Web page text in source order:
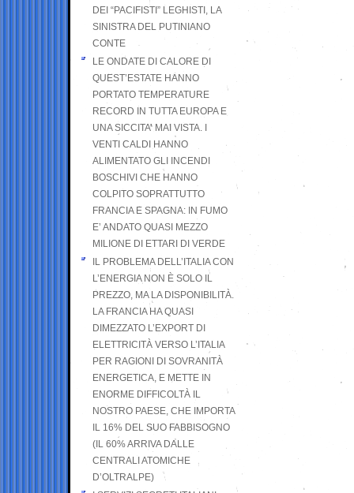
DEI “PACIFISTI” LEGHISTI, LA
SINISTRA DEL PUTINIANO
CONTE
LE ONDATE DI CALORE DI
QUEST’ESTATE HANNO
PORTATO TEMPERATURE
RECORD IN TUTTA EUROPA E
UNA SICCITA’ MAI VISTA. I
VENTI CALDI HANNO
ALIMENTATO GLI INCENDI
BOSCHIVI CHE HANNO
COLPITO SOPRATTUTTO
FRANCIA E SPAGNA: IN FUMO
E’ ANDATO QUASI MEZZO
MILIONE DI ETTARI DI VERDE
IL PROBLEMA DELL’ITALIA CON
L’ENERGIA NON È SOLO IL
PREZZO, MA LA DISPONIBILITÀ.
LA FRANCIA HA QUASI
DIMEZZATO L’EXPORT DI
ELETTRICITÀ VERSO L’ITALIA
PER RAGIONI DI SOVRANITÀ
ENERGETICA, E METTE IN
ENORME DIFFICOLTÀ IL
NOSTRO PAESE, CHE IMPORTA
IL 16% DEL SUO FABBISOGNO
(IL 60% ARRIVA DALLE
CENTRALI ATOMICHE
D’OLTRALPE)